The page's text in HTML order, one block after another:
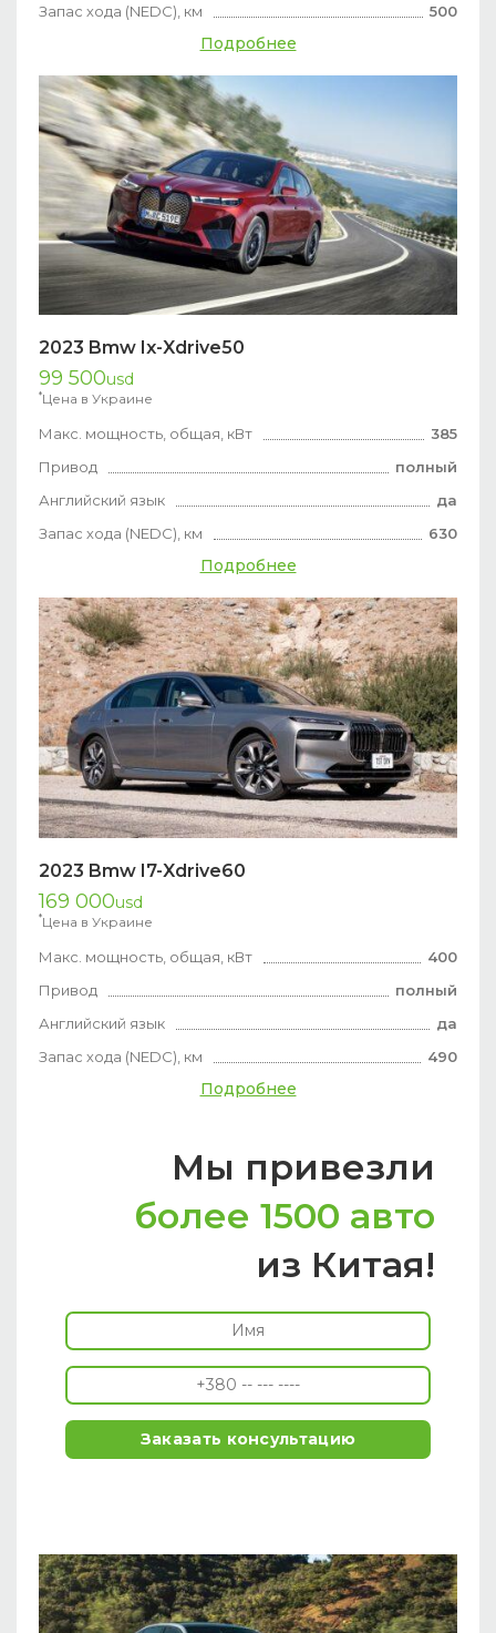
Запас хода (NEDC), км
500
Подробнее
2023 Bmw Ix-Xdrive50
99 500usd
*Цена в Украине
Макс. мощность, общая, кВт
385
Привод
полный
Английский язык
да
Запас хода (NEDC), км
630
Подробнее
2023 Bmw I7-Xdrive60
169 000usd
*Цена в Украине
Макс. мощность, общая, кВт
400
Привод
полный
Английский язык
да
Запас хода (NEDC), км
490
Подробнее
Мы привезли
более 1500 авто
из Китая!